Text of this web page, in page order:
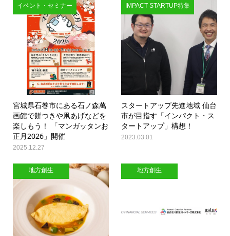
イベント・セミナー
宮城県石巻市にある石ノ森萬
画館で餅つきや凧あげなどを
楽しもう！ 「マンガッタンお
正月2026」開催
2025.12.27
IMPACT STARTUP特集
スタートアップ先進地域 仙台
市が目指す「インパクト・ス
タートアップ」構想！
2023.03.01
地方創生 地方創生